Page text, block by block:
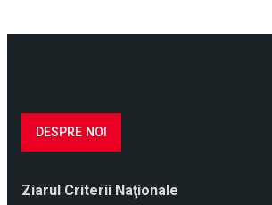
DESPRE NOI
Ziarul Criterii Naţionale